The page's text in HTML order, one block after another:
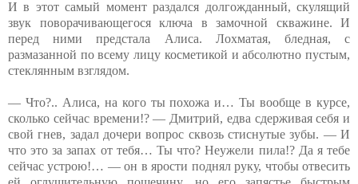
И в этот самый момент раздался долгожданный, скулящий
звук поворачивающегося ключа в замочной скважине. И
перед ними предстала Алиса. Лохматая, бледная, с
размазанной по всему лицу косметикой и абсолютно пустым,
стеклянным взглядом.
— Что?.. Алиса, на кого ты похожа и… Ты вообще в курсе,
сколько сейчас времени!? — Дмитрий, едва сдерживая себя и
свой гнев, задал дочери вопрос сквозь стиснутые зубы. — И
что это за запах от тебя… Ты что? Неужели пила!? Да я тебе
сейчас устрою!… — он в ярости поднял руку, чтобы отвесить